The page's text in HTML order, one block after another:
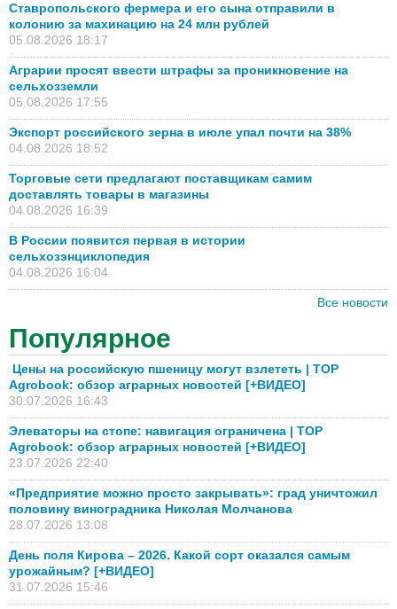
Ставропольского фермера и его сына отправили в
колонию за махинацию на 24 млн рублей
05.08.2026 18:17
Аграрии просят ввести штрафы за проникновение на
сельхозземли
05.08.2026 17:55
Экспорт российского зерна в июле упал почти на 38%
04.08.2026 18:52
Торговые сети предлагают поставщикам самим
доставлять товары в магазины
04.08.2026 16:39
В России появится первая в истории
сельхозэнциклопедия
04.08.2026 16:04
Все новости
Популярное
Цены на российскую пшеницу могут взлететь | TOP
Agrobook: обзор аграрных новостей [+ВИДЕО]
30.07.2026 16:43
Элеваторы на стопе: навигация ограничена | TOP
Agrobook: обзор аграрных новостей [+ВИДЕО]
23.07.2026 22:40
«Предприятие можно просто закрывать»: град уничтожил
половину виноградника Николая Молчанова
28.07.2026 13:08
День поля Кирова – 2026. Какой сорт оказался самым
урожайным? [+ВИДЕО]
31.07.2026 15:46